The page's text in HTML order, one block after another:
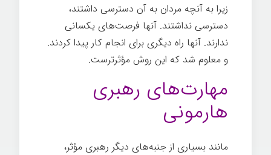
زیرا به آنچه مردان به آن دسترسی داشتند،
دسترسی نداشتند. آنها فرصت‌های یکسانی
ندارند. آنها راه دیگری برای انجام کار پیدا کردند.
و معلوم شد که این روش مؤثرترست.
مهارت‌های رهبری
هارمونی
مانند بسیاری از جنبه‌های دیگر رهبری مؤثر،